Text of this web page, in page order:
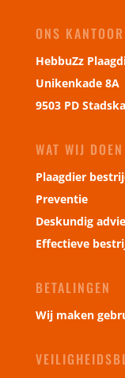
ONS KANTOOR
HebbuZz
Unikenkade 8A
9503 PD
WAT WIJ DOEN
Plaagdier
Preventie
Deskundig
Effectieve
BETALINGEN
Wij maken